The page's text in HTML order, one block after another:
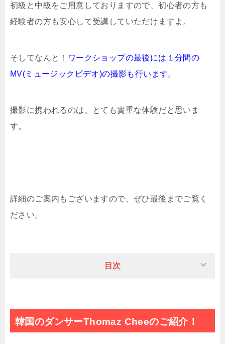
初級と中級をご用意しておりますので、初心者の方も
経験者の方も安心して受講していただけますよ。
そしてなんと！ ワークショップの最後には１分間の
MV(ミュージックビデオ)の撮影も行います。
撮影に携われるのは、とても貴重な体験だと思いま
す。
詳細のご案内もございますので、ぜひ最後までご覧く
ださい。
目次
韓国のダンサーThomaz Cheeのご紹介！